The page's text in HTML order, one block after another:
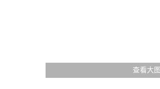
查看大图